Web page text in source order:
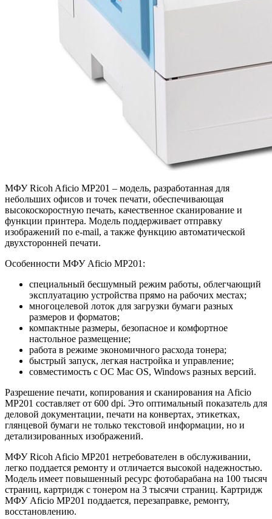
МФУ Ricoh Aficio MP201 – модель, разработанная для
небольших офисов и точек печати, обеспечивающая
высокоскоростную печать, качественное сканирование и
функции принтера. Модель поддерживает отправку
изображений по e-mail, а также функцию автоматической
двухсторонней печати.
Особенности МФУ Aficio MP201:
специальный бесшумный режим работы, облегчающий
эксплуатацию устройства прямо на рабочих местах;
многоцелевой лоток для загрузки бумаги разных
размеров и форматов;
компактные размеры, безопасное и комфортное
настольное размещение;
работа в режиме экономичного расхода тонера;
быстрый запуск, легкая настройка и управление;
совместимость с ОС Mac OS, Windows разных версий.
Разрешение печати, копирования и сканирования на Aficio
MP201 составляет от 600 dpi. Это оптимальный показатель для
деловой документации, печати на конвертах, этикетках,
глянцевой бумаги не только текстовой информации, но и
детализированных изображений.
МФУ Ricoh Aficio MP201 нетребователен в обслуживании,
легко поддается ремонту и отличается высокой надежностью.
Модель имеет повышенный ресурс фотобарабана на 100 тысяч
страниц, картридж с тонером на 3 тысячи страниц. Картридж
МФУ Aficio MP201 поддается, перезаправке, ремонту,
восстановлению.